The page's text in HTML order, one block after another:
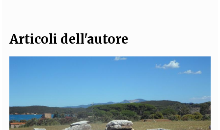
Articoli dell'autore